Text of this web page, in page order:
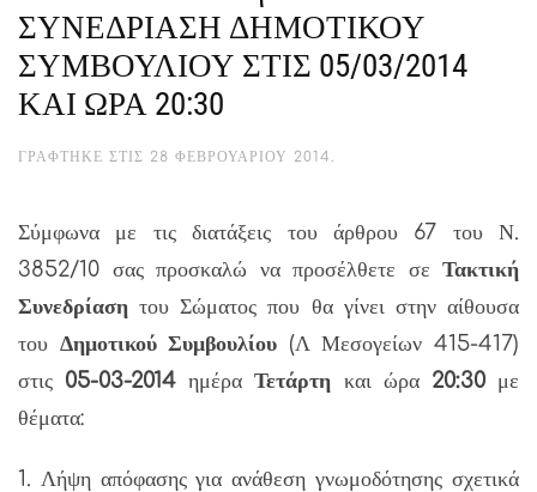
ΣΥΝΕΔΡΙΑΣΗ ΔΗΜΟΤΙΚΟΥ
ΣΥΜΒΟΥΛΙΟΥ ΣΤΙΣ 05/03/2014
ΚΑΙ ΩΡΑ 20:30
ΓΡΆΦΤΗΚΕ ΣΤΙΣ 28 ΦΕΒΡΟΥΑΡΊΟΥ 2014.
Σύμφωνα με τις διατάξεις του άρθρου 67 του Ν.
3852/10 σας προσκαλώ να προσέλθετε σε Τακτική
Συνεδρίαση του Σώματος που θα γίνει στην αίθουσα
του Δημοτικού Συμβουλίου (Λ Μεσογείων 415-417)
στις 05-03-2014 ημέραΤετάρτη και ώρα 20:30με
θέματα:
1. Λήψη απόφασης για ανάθεση γνωμοδότησης σχετικά